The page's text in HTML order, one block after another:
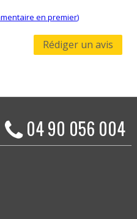
en premier)
Rédiger un avis
04 90 056 004